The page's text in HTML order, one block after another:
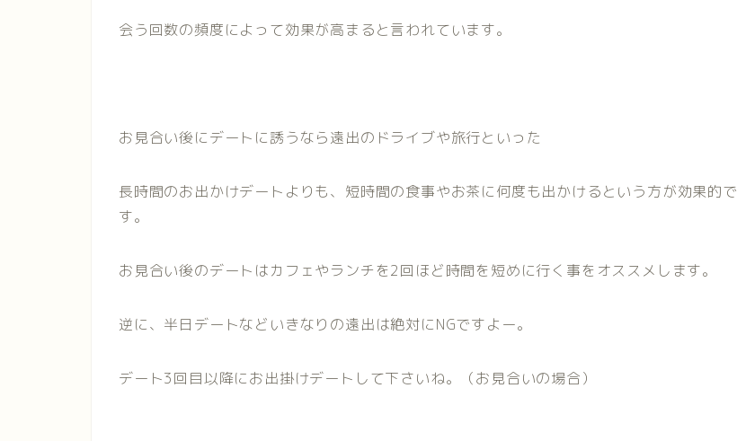
会う回数の頻度によって効果が高まると言われています。
お見合い後にデートに誘うなら遠出のドライブや旅行といった
長時間のお出かけデートよりも、短時間の食事やお茶に何度も出かけるという方が効果的で
す。
お見合い後のデートはカフェやランチを2回ほど時間を短めに行く事をオススメします。
逆に、半日デートなどいきなりの遠出は絶対にNGですよー。
デート3回目以降にお出掛けデートして下さいね。（お見合いの場合）